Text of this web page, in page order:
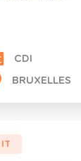
CDI
BRUXELLES
IT